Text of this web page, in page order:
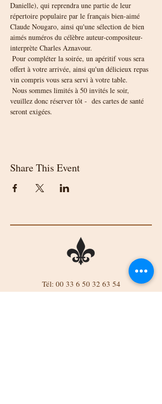
Danielle), qui reprendra une partie de leur
répertoire populaire par le français bien-aimé
Claude Nougaro, ainsi qu'une sélection de bien
aimés numéros du célèbre auteur-compositeur-
interprète Charles Aznavour.
offert à votre arrivée, ainsi qu'un délicieux repas
vin compris vous sera servi à votre table.
veuillez donc réserver tôt -  des cartes de santé
seront exigées.
Share This Event
Tél: 00 33 6 50 32 63 54
Tel:0044 7834 832689